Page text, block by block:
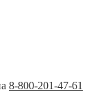
8-800-201-47-61